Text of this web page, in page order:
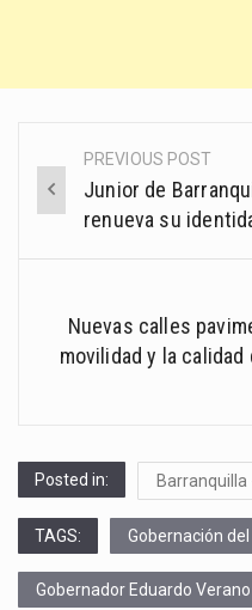
Post
navigation
PREVIOUS POST
Junior de
renueva su
Nuevas calles
movilidad y la
Posted in:
TAGS: Gobernación
Gobernador Eduardo